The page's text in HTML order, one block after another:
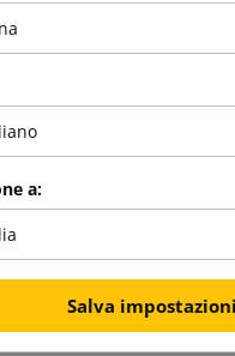
unabuona
e si adatteranno a ogni
a:
Salva impostazioni